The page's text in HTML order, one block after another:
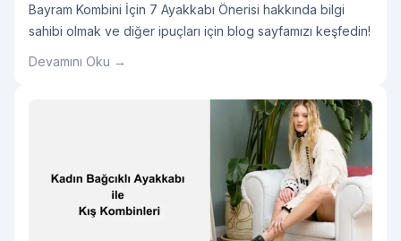
Bayram Kombini İçin 7 Ayakkabı Önerisi hakkında bilgi
sahibi olmak ve diğer ipuçları için blog sayfamızı keşfedin!
Devamını Oku →